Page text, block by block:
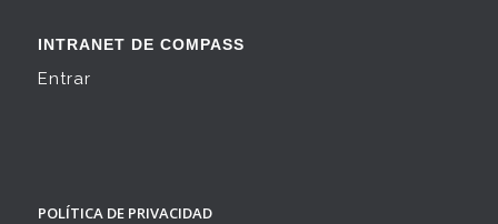
INTRANET DE COMPASS
Entrar
POLÍTICA DE PRIVACIDAD